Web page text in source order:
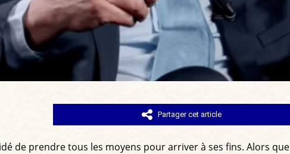
Partager cet article
de prendre tous les moyens pour arriver à ses fins. Alors